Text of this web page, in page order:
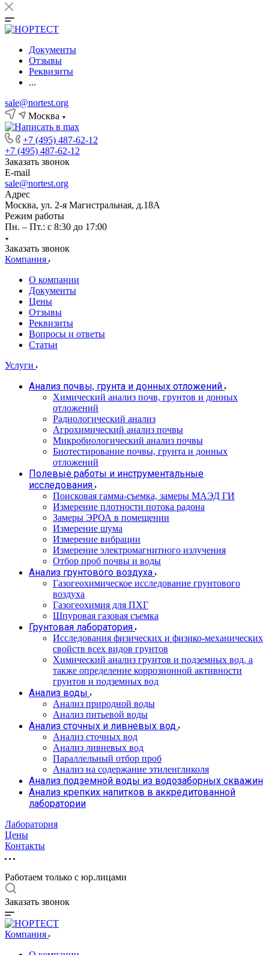
Документы
Отзывы
Реквизиты
...
sale@nortest.org
Москва
+7 (495) 487-62-12
+7 (495) 487-62-12
Заказать звонок
E-mail
sale@nortest.org
Адрес
Москва, ул. 2-я Магистральная, д.18А
Режим работы
Пн. – Пт.: с 8:30 до 17:00
Заказать звонок
Компания
О компании
Документы
Цены
Отзывы
Реквизиты
Вопросы и ответы
Статьи
Услуги
Анализ почвы, грунта и донных отложений
Химический анализ почв, грунтов и донных
отложений
Радиологический анализ
Агрохимический анализ почвы
Микробиологический анализ почвы
Биотестирование почвы, грунта и донных
отложений
Полевые работы и инструментальные
исследования
Поисковая гамма-съемка, замеры МАЭД ГИ
Измерение плотности потока радона
Замеры ЭРОА в помещении
Измерение шума
Измерение вибрации
Измерение электромагнитного излучения
Отбор проб почвы и воды
Анализ грунтового воздуха
Газогеохимическое исследование грунтового
воздуха
Газогеохимия для ПХГ
Шпуровая газовая съемка
Грунтовая лаборатория
Исследования физических и физико-механических
свойств всех видов грунтов
Химический анализ грунтов и подземных вод, а
также определение коррозионной активности
грунтов и подземных вод
Анализ воды
Анализ природной воды
Анализ питьевой воды
Анализ сточных и ливневых вод
Анализ сточных вод
Анализ ливневых вод
Параллельный отбор проб
Анализ на содержание этиленгликоля
Анализ подземной воды из водозаборных скважин
Анализ крепких напитков в аккредитованной
лаборатории
Лаборатория
Цены
Контакты
Работаем только с юр.лицами
Заказать звонок
Компания